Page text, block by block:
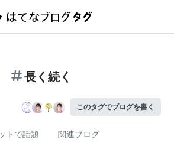
長く続く
このタグでブログを書く
トで話題 関連ブログ